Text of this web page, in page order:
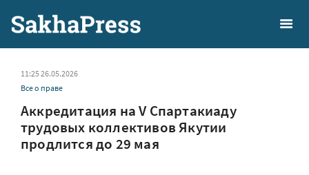
11:25 26.05.2026
Все о праве
Аккредитация на V Спартакиаду
трудовых коллективов Якутии
продлится до 29 мая